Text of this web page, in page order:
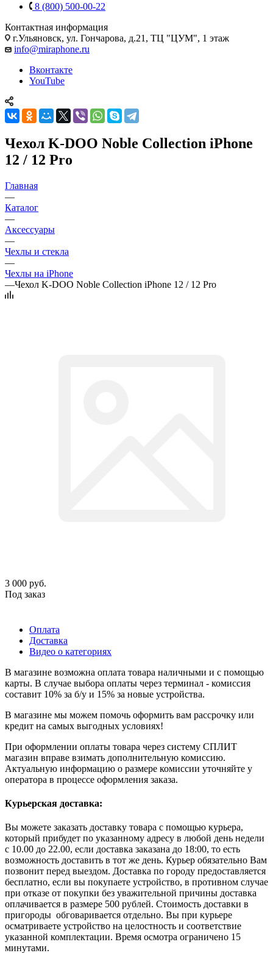
8 (800) 500-00-22
Контактная информация
г.Ульяновск, ул. Гончарова, д.21, ТЦ "ЦУМ", 1 этаж
info@miraphone.ru
Вконтакте
YouTube
Чехол K-DOO Noble Collection iPhone
12 / 12 Pro
Главная
—
Каталог
—
Аксессуары
—
Чехлы и стекла
—
Чехлы на iPhone
—Чехол K-DOO Noble Collection iPhone 12 / 12 Pro
3 000 руб.
Под заказ
Оплата
Доставка
Видео о категориях
В магазине возможна оплата товара наличными и с помощью
карты. В случае выбора оплаты через терминал - комиссия
составит 10% за б/у и 15% за новые устройства.
В магазине мы можем помочь оформить вам рассрочку или
кредит на самых выгодных условиях!
При оформлении оплаты товара через систему СПЛИТ
магазин вправе взимать дополнительную комиссию.
Актуальную информацию о размере комиссии уточняйте у
оператора в процессе оформления заказа.
Курьерская доставка:
Вы можете заказать доставку товара с помощью курьера,
который прибудет по указанному адресу в любой день недели
с 10.00 до 22.00, если доставка заказана до 18:00, то есть
возможность доставить в тот же день. Курьер обязательно Вам
позвонит перед выездом. Доставка по городу предоставляется
бесплатно, если вы покупаете устройство, в противном случае
при отказе от покупки без уважительной причины доставка
оплачивается в размере 500 рублей. Стоимость доставки в
пригороды обговаривается отдельно. Вы при курьере
осматриваете устройство на целостность и соответствие
указанной комплектации. Время осмотра ограничено 15
минутами.